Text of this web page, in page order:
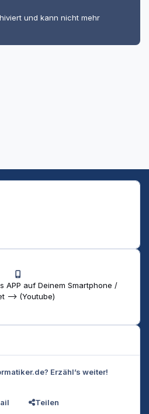
und kann nicht mehr
APP auf Deinem Smartphone /
--> (Youtube)
Erzähl’s weiter!
Teilen